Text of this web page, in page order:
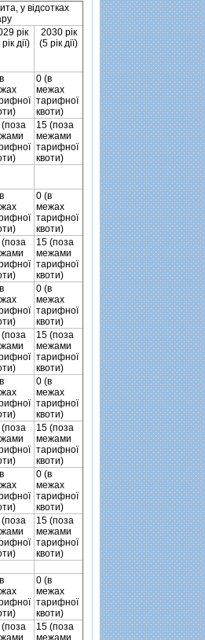
у вiдсотках
рiк
дiї)
2030 рiк
(5 рiк дiї)
0 (в
межах
тарифної
квоти)
(поза
15 (поза
межами
тарифної
квоти)
0 (в
межах
тарифної
квоти)
(поза
15 (поза
межами
тарифної
квоти)
0 (в
межах
тарифної
квоти)
(поза
15 (поза
межами
тарифної
квоти)
0 (в
межах
тарифної
квоти)
(поза
15 (поза
межами
тарифної
квоти)
0 (в
межах
тарифної
квоти)
(поза
15 (поза
межами
тарифної
квоти)
0 (в
межах
тарифної
квоти)
(поза
15 (поза